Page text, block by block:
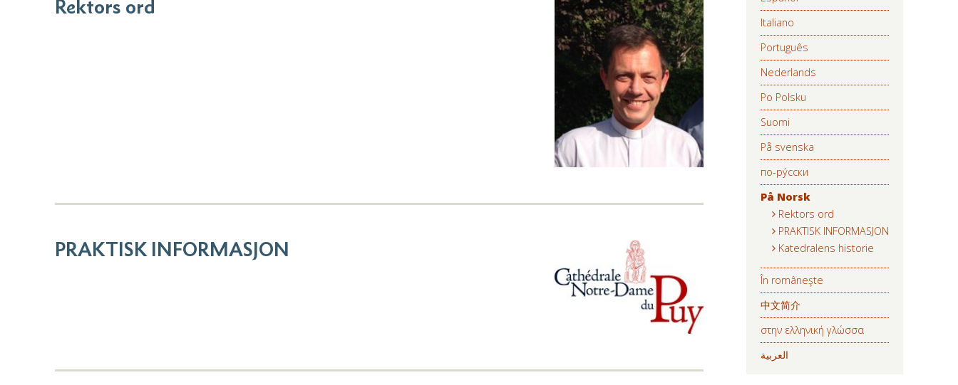
Italiano
Português
Nederlands
Po Polsku
Suomi
På svenska
по-ру́сски
På Norsk
Rektors ord
PRAKTISK INFORMASJON
Katedralens historie
În româneşte
中文简介
στην ελληνική γλώσσα
العربية
Rektors ord
PRAKTISK INFORMASJON